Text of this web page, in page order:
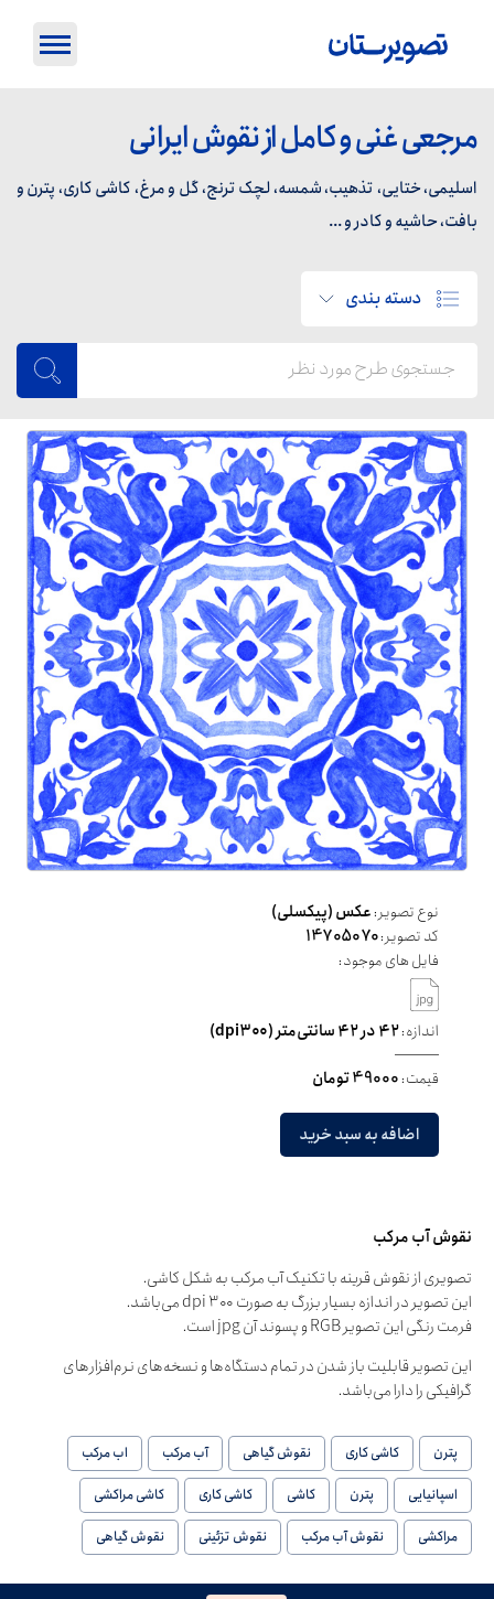
مرجعی غنی و کامل از نقوش ایرانی
اسلیمی، ختایی، تذهیب، شمسه، لچک ترنج، گل و مرغ، کاشی کاری، پترن و
بافت، حاشیه و کادر و ...
دسته بندی
نوع تصویر:عکس (پیکسلی)
کد تصویر:14705070
فایل های موجود:
اندازه:۴۲ در ۴۲ سانتی‌متر (dpi۳۰۰)
قیمت:49000 تومان
اضافه به سبد خرید
نقوش آب مرکب
تصویری از نقوش قرینه با تکنیک آب مرکب به شکل کاشی.
این تصویر در اندازه بسیار بزرگ به صورت dpi ۳۰۰ می‌باشد.
فرمت رنگی این تصویر RGB و پسوند آن jpg است.
این تصویر قابلیت باز شدن در تمام دستگاه‌ها و نسخه‌های نرم‌افزارهای
گرافیکی را دارا می‌باشد.
پترن کاشی کاری نقوش گیاهی آب مرکب
اب مرکب
اسپانیایی
پترن کاشی کاشی کاری
کاشی مراکشی
مراکشی
نقوش آب مرکب نقوش تزئینی نقوش گیاهی